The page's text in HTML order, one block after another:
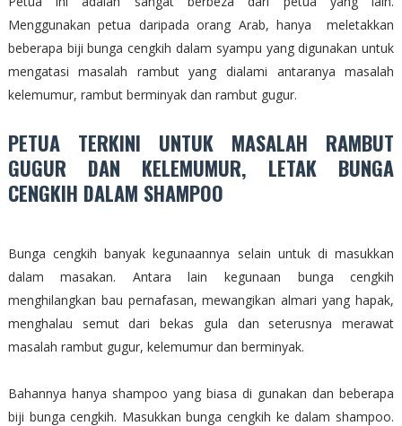
Menggunakan petua daripada orang Arab, hanya meletakkan
beberapa biji bunga cengkih dalam syampu yang digunakan untuk
mengatasi masalah rambut yang dialami antaranya masalah
kelemumur, rambut berminyak dan rambut gugur.
PETUA TERKINI UNTUK MASALAH RAMBUT
GUGUR DAN KELEMUMUR, LETAK BUNGA
CENGKIH DALAM SHAMPOO
Bunga cengkih banyak kegunaannya selain untuk di masukkan
dalam masakan. Antara lain kegunaan bunga cengkih
menghilangkan bau pernafasan, mewangikan almari yang hapak,
menghalau semut dari bekas gula dan seterusnya merawat
masalah rambut gugur, kelemumur dan berminyak.
Bahannya hanya shampoo yang biasa di gunakan dan beberapa
biji bunga cengkih. Masukkan bunga cengkih ke dalam shampoo.